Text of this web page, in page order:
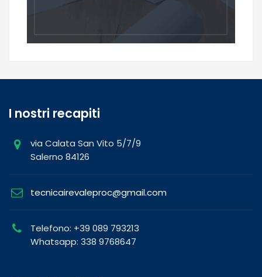
I nostri recapiti
via Calata San Vito 5/7/9
Salerno 84126
tecnicairevaleproc@gmail.com
Telefono: +39 089 793213
Whatsapp: 338 9768647